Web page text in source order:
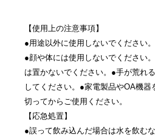
【使用上の注意事項】
●用途以外に使用しないでください
●顔や体には使用しないでください
は置かないでください。●手が荒れ
してください。●家電製品やOA機器
切ってからご使用ください。
【応急処置】
●誤って飲み込んだ場合は水を飲む